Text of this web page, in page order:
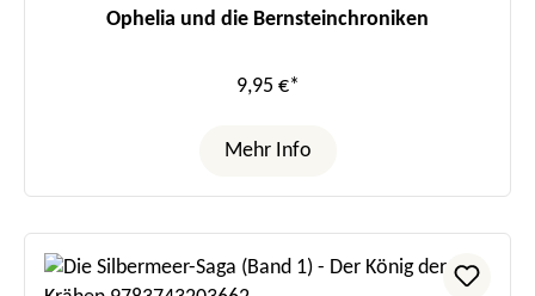
Ophelia und die Bernsteinchroniken
9,95 €*
Mehr Info